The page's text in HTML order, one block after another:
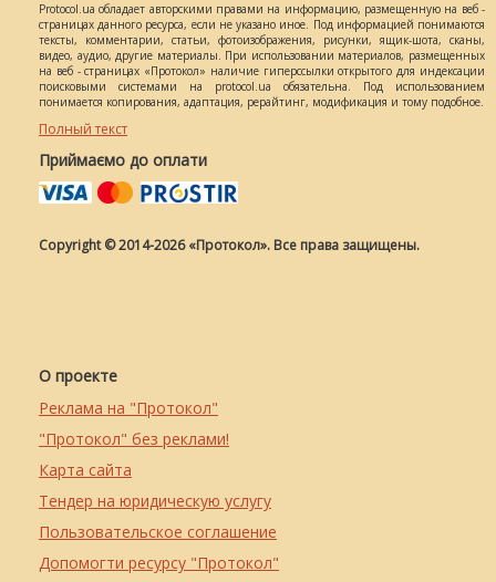
Protocol.ua обладает авторскими правами на информацию, размещенную на веб -
страницах данного ресурса, если не указано иное. Под информацией понимаются
тексты, комментарии, статьи, фотоизображения, рисунки, ящик-шота, сканы,
видео, аудио, другие материалы. При использовании материалов, размещенных
на веб - страницах «Протокол» наличие гиперссылки открытого для индексации
поисковыми системами на protocol.ua обязательна. Под использованием
понимается копирования, адаптация, рерайтинг, модификация и тому подобное.
Полный текст
Приймаємо до оплати
Copyright © 2014-2026 «Протокол». Все права защищены.
О проекте
Реклама на "Протокол"
"Протокол" без реклами!
Карта сайта
Тендер на юридическую услугу
Пользовательское соглашение
Допомогти ресурсу "Протокол"